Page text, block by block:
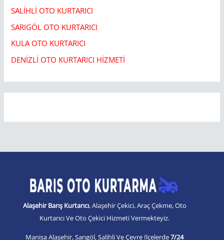
SALİHLİ OTO KURTARICI​
SARIGÖL OTO KURTARICI​
KULA OTO KURTARICI​
DENİZLİ OTO KURTARICI HİZMETİ
Alaşehir Barış Kurtarıcı, Alaşehir Çekici, Araç Çekme, Oto
Kurtarıcı Ve Oto Çekici Hizmeti Vermekteyiz.
Manisa Alaşehir, Sarıgöl, Salihli Ve Çevre Ilçelerde7/24